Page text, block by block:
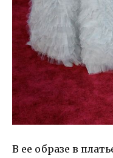
В ее образе в